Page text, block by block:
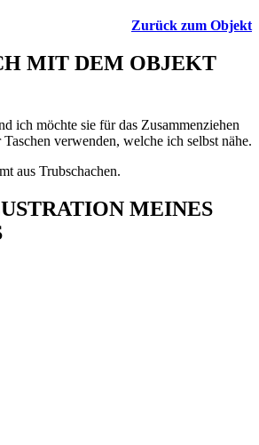
Zurück zum Objekt
MIT DEM OBJEKT
ich möchte sie für das Zusammenziehen
verwenden, welche ich selbst nähe.
aus Trubschachen.
MEINES